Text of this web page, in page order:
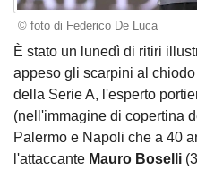
© foto di Federico De Luca
È stato un lunedì di ritiri
appeso gli scarpini al
della Serie A, l'esperto
(nell'immagine di copertina
Palermo e Napoli che a 40
l'attaccante Mauro Boselli